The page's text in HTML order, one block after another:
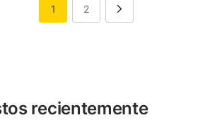
1 2
recientemente